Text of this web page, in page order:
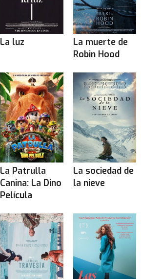
La luz
La muerte de
Robin Hood
La Patrulla
Canina: La Dino
Película
La sociedad de
la nieve